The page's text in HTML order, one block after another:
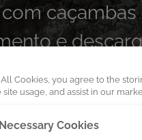
para Draglines
caçambas
e
Cookies, you agree to the
usage, and assist in our
Cookies